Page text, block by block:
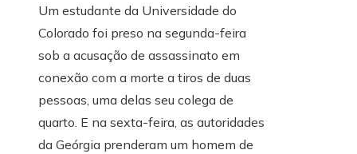
Um estudante da Universidade do
Colorado foi preso na segunda-feira
sob a acusação de assassinato em
conexão com a morte a tiros de duas
pessoas, uma delas seu colega de
quarto. E na sexta-feira, as autoridades
da Geórgia prenderam um homem de